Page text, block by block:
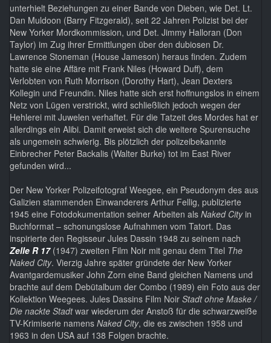
unterhielt Beziehungen zu einer Bande von Dieben, wie Det. Lt.
Dan Muldoon (Barry Fitzgerald), seit 22 Jahren Polizist bei der
New Yorker Mordkommission, und Det. Jimmy Halloran (Don
Taylor) im Zug ihrer Ermittlungen über den dubiosen Dr.
Lawrence Stoneman (House Jameson) heraus finden. Zudem
hatte sie eine Affäre mit Frank Niles (Howard Duff), dem
Verlobten von Ruth Morrison (Dorothy Hart), Jean Dexters
Kollegin und Freundin. Niles hatte sich erst hoffnungslos in einem
Netz von Lügen verstrickt, wird schließlich jedoch wegen der
Hehlerei mit Juwelen verhaftet. Für die Tatzeit des Mordes hat er
allerdings ein Alibi. Damit erweist sich die weitere Spurensuche
als ungemein schwierig. Bis plötzlich der polizeibekannte
Einbrecher Peter Backalis (Walter Burke) tot im East River
gefunden wird...
Der New Yorker Polizeifotograf Weegee, ein Pseudonym des aus
Galizien stammenden Einwanderers Arthur Fellig, publizierte
1945 eine Fotodokumentation seiner Arbeiten als Naked Cityin
Buchformat – schonungslose Aufnahmen vom Tatort. Das
inspirierte den Regisseur Jules Dassin 1948 zu seinem nach
Zelle R 17 (1947) zweiten Film Noir mit genau dem Titel The
Naked City. Vierzig Jahre später gründete der New Yorker
Avantgardemusiker John Zorn eine Band gleichen Namens und
brachte auf dem Debütalbum der Combo (1989) ein Foto aus der
Kollektion Weegees. Jules Dassins Film Noir Stadt ohne Maske /
Die nackte Stadtwar wiederum der Anstoß für die schwarzweiße
TV-Krimiserie namens Naked City, die es zwischen 1958 und
1963 in den USA auf 138 Folgen brachte.